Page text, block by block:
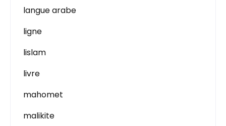
langue arabe
ligne
lislam
livre
mahomet
malikite